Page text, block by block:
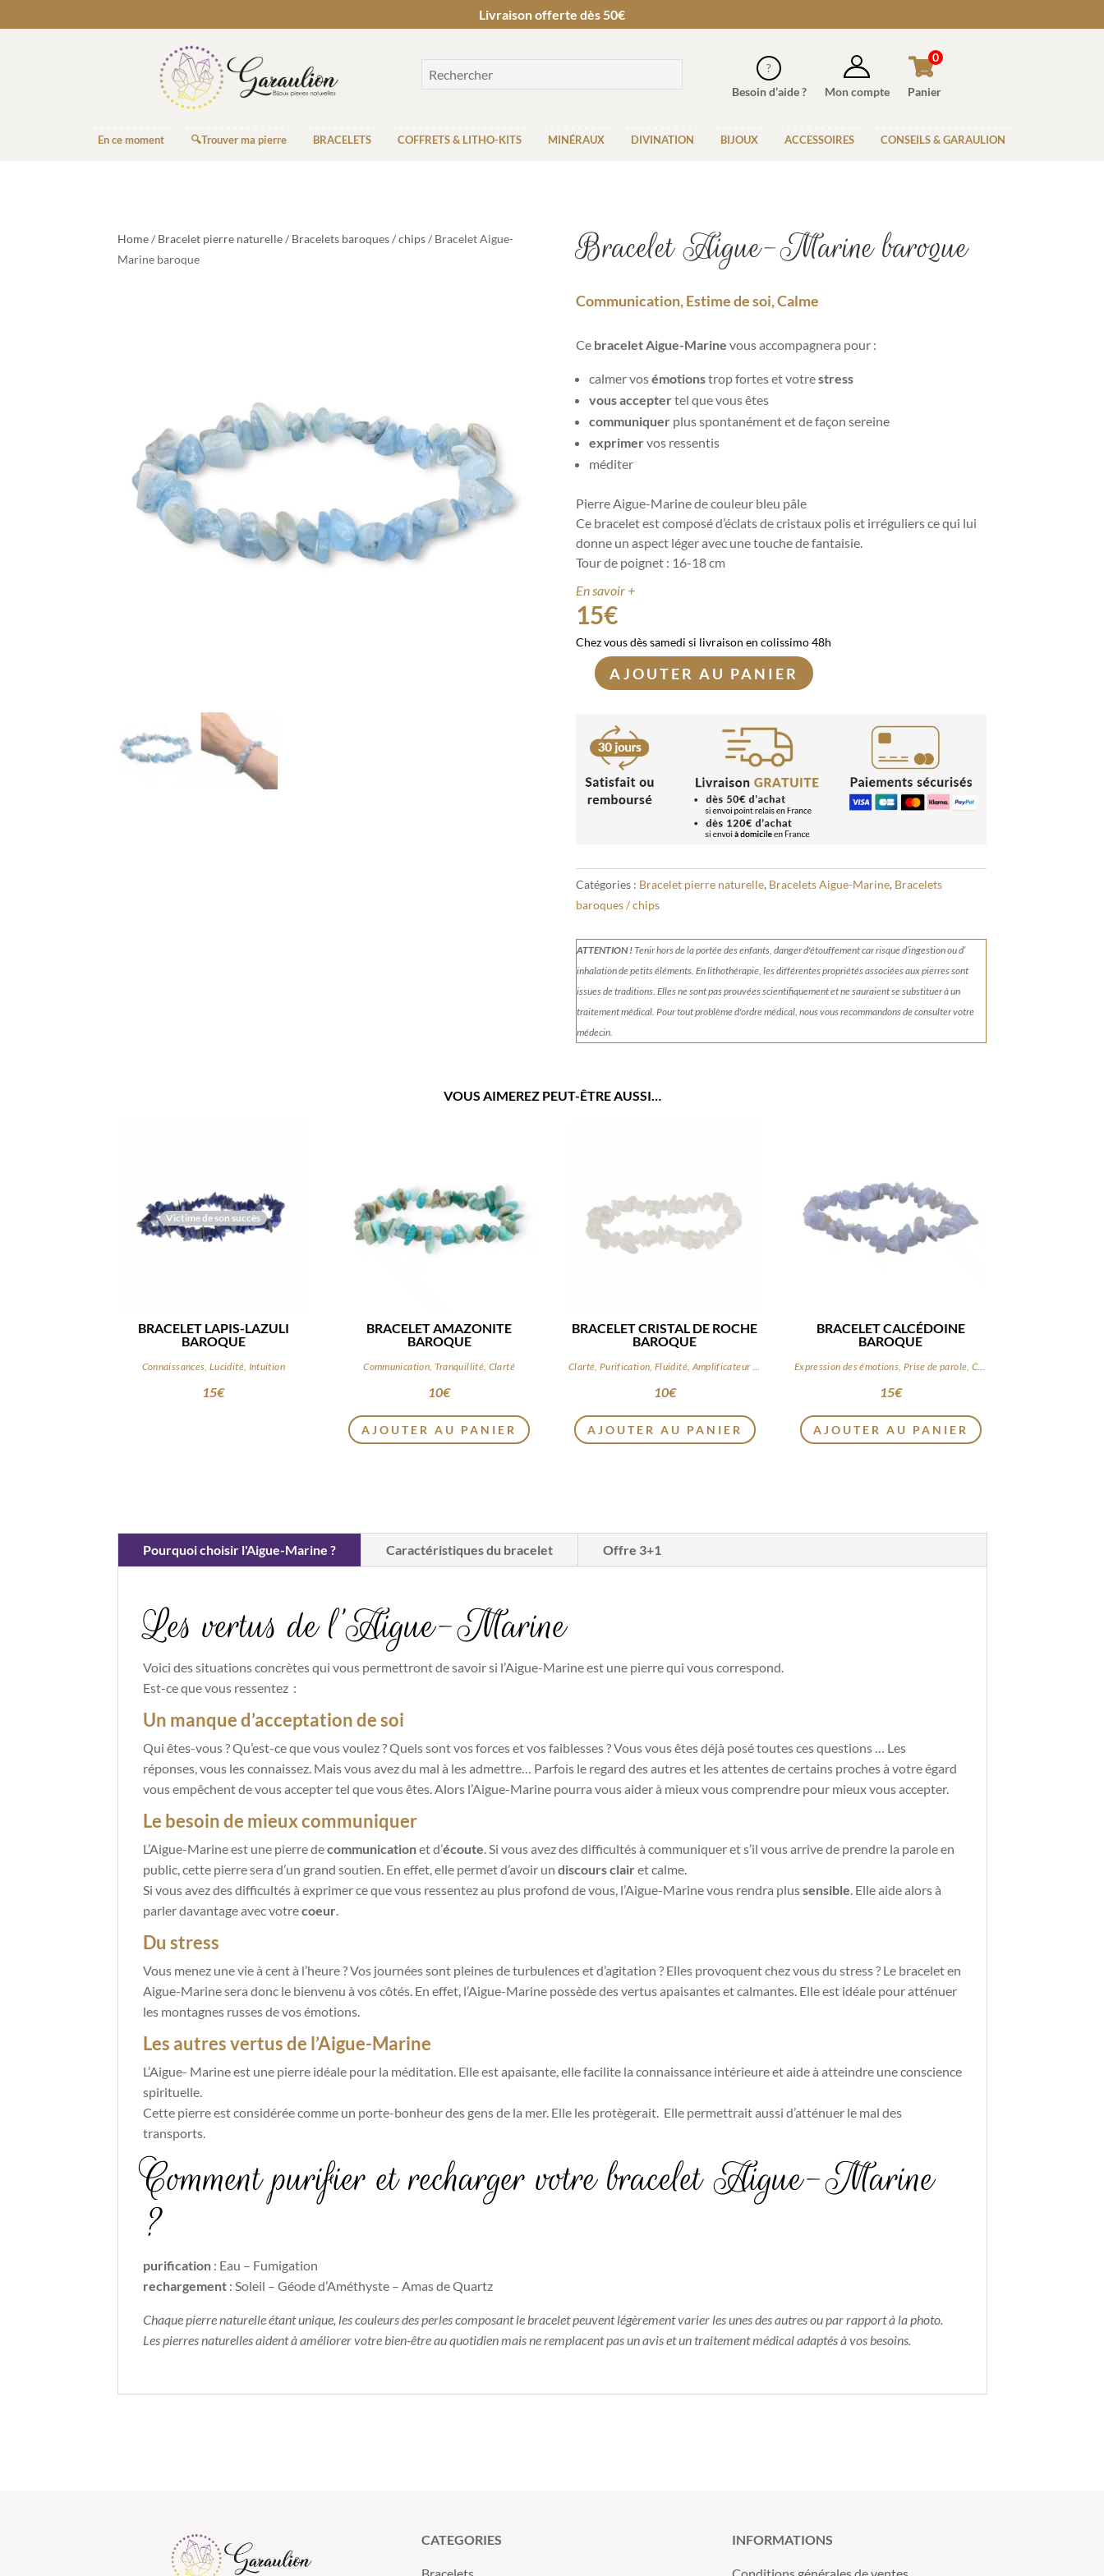
Livraison offerte dès 50€
Besoin d’aide ? Mon compte Panier
0
En ce moment 🔍Trouver ma pierre BRACELETS COFFRETS & LITHO-KITS MINÉRAUX DIVINATION BIJOUX ACCESSOIRES CONSEILS & GARAULION
Home/ Bracelet pierre naturelle/ Bracelets baroques / chips/ Bracelet Aigue-
Marine baroque
Bracelet Aigue-Marine baroque
Communication, Estime de soi, Calme
Ce bracelet Aigue-Marine vous accompagnera pour :
calmer vosémotionstrop fortes et votrestress
vous acceptertel que vous êtes
communiquer plus spontanément et de façon sereine
exprimervos ressentis
méditer
Pierre Aigue-Marine de couleur bleu pâle
Ce bracelet est composé d’éclats de cristaux polis et irréguliers ce qui lui
donne un aspect léger avec une touche de fantaisie.
Tour de poignet : 16-18 cm
En savoir +
15€
Chez vous dès samedi si livraison en colissimo 48h
quantité
Bracelet
Aigue-
Marine
baroque
AJOUTER AU PANIER
Catégories : Bracelet pierre naturelle, Bracelets Aigue-Marine, Bracelets
baroques / chips
ATTENTION !Tenirhors de la portée des enfants, danger d'étouffement car risque d’ingestion ou d’
inhalation de petits éléments.En lithothérapie, les différentes propriétés associées aux pierres sont
issues de traditions. Elles ne sont pas prouvées scientifiquement et ne sauraient se substituer à un
traitement médical. Pour tout problème d'ordre médical, nous vous recommandons de consulter votre
médecin.
VOUS AIMEREZ PEUT-ÊTRE AUSSI…
Victime de son succès
BRACELET LAPIS-LAZULI
BAROQUE
Connaissances, Lucidité, Intuition
15€
BRACELET AMAZONITE
BAROQUE
Communication, Tranquillité, Clarté
10€
AJOUTER AU PANIER
BRACELET CRISTAL DE ROCHE
BAROQUE
10€
AJOUTER AU PANIER
BRACELET CALCÉDOINE
BAROQUE
Expression des émotions, Prise de parole, Calme intérieur
15€
AJOUTER AU PANIER
Pourquoi choisir l'Aigue-Marine ? Caractéristiques du bracelet Offre 3+1
Les vertus de l’Aigue-Marine
Voici des situations concrètes qui vous permettront de savoir si l’Aigue-Marine est une pierre qui vous correspond.
Est-ce que vous ressentez :
Un manque d’acceptation de soi
Qui êtes-vous ? Qu’est-ce que vous voulez ? Quels sont vos forces et vos faiblesses ? Vous vous êtes déjà posé toutes ces questions … Les
réponses, vous les connaissez. Mais vous avez du mal à les admettre… Parfois le regard des autres et les attentes de certains proches à votre égard
vous empêchent de vous accepter tel que vous êtes. Alors l’Aigue-Marine pourra vous aider à mieux vous comprendre pour mieux vous accepter.
Le besoin de mieux communiquer
L’Aigue-Marine est une pierre decommunicationet d’écoute. Si vous avez des difficultés à communiquer et s’il vous arrive de prendre la parole en
public, cette pierre sera d’un grand soutien. En effet, elle permet d’avoir un discours clairet calme.
Si vous avez des difficultés à exprimer ce que vous ressentez au plus profond de vous, l’Aigue-Marine vous rendra plussensible. Elle aide alors à
parler davantage avec votrecoeur.
Du stress
Vous menez une vie à cent à l’heure ? Vos journées sont pleines de turbulences et d’agitation ? Elles provoquent chez vous du stress ? Le bracelet en
Aigue-Marine sera donc le bienvenu à vos côtés. En effet, l’Aigue-Marine possède des vertus apaisantes et calmantes. Elle est idéale pour atténuer
les montagnes russes de vos émotions.
Les autres vertus de l’Aigue-Marine
L’Aigue- Marine est une pierre idéale pour la méditation. Elle est apaisante, elle facilite la connaissance intérieure et aide à atteindre une conscience
spirituelle.
Cette pierre est considérée comme un porte-bonheur des gens de la mer. Elle les protègerait. Elle permettrait aussi d’atténuer le mal des
transports.
Comment purifier et recharger votre bracelet Aigue-Marine
?
purification: Eau – Fumigation
rechargement: Soleil – Géode d’Améthyste – Amas de Quartz
Chaque pierre naturelle étant unique, les couleurs des perles composant le bracelet peuvent légèrement varier les unes des autres ou par rapport à la photo.
Les pierres naturelles aident à améliorer votre bien-être au quotidien mais ne remplacent pas un avis et un traitement médical adaptés à vos besoins.
CATEGORIES INFORMATIONS